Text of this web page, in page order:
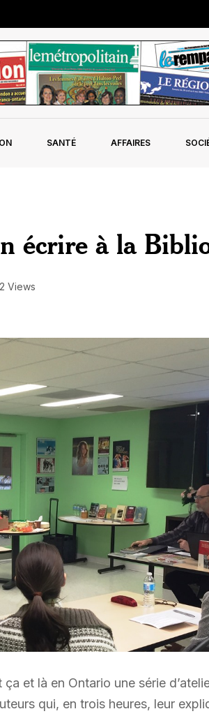
SANTÉ AFFAIRES
écrire à la
Views
et là en Ontario une série
qui, en trois heures, leur